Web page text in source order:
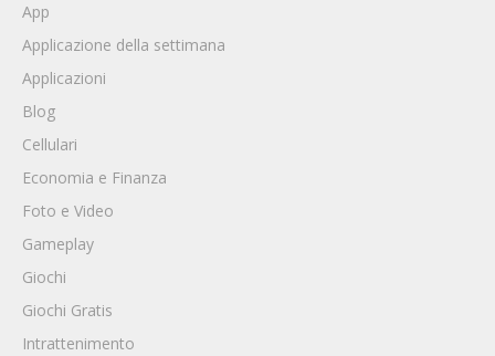
App
Applicazione della settimana
Applicazioni
Blog
Cellulari
Economia e Finanza
Foto e Video
Gameplay
Giochi
Giochi Gratis
Intrattenimento